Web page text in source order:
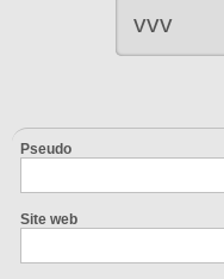
vvv
Pseudo
Site web